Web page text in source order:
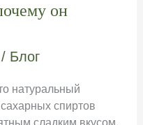
он
/ Блог
натуральный
спиртов
сладким вкусом,